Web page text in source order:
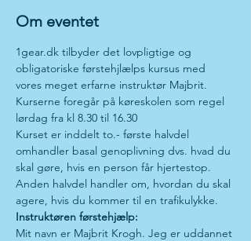
Om eventet
1gear.dk tilbyder det lovpligtige og
obligatoriske førstehjlælps kursus med
vores meget erfarne instruktør Majbrit.
Kurserne foregår på køreskolen som regel
lørdag fra kl 8.30 til 16.30
Kurset er inddelt to.- første halvdel
omhandler basal genoplivning dvs. hvad du
skal gøre, hvis en person får hjertestop.
Anden halvdel handler om, hvordan du skal
agere, hvis du kommer til en trafikulykke.
Instruktøren førstehjælp:
Mit navn er Majbrit Krogh. Jeg er uddannet